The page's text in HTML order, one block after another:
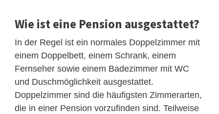
Wie ist eine Pension ausgestattet?
In der Regel ist ein normales Doppelzimmer mit
einem Doppelbett, einem Schrank, einem
Fernseher sowie einem Badezimmer mit WC
und Duschmöglichkeit ausgestattet.
Doppelzimmer sind die häufigsten Zimmerarten,
die in einer Pension vorzufinden sind. Teilweise